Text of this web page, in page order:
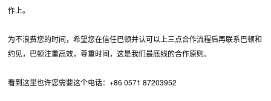
作上。
为不浪费您的时间，希望您在信任巴顿并认可以上三点合作流程后再联系巴顿和
约见，巴顿注重高效，尊重时间，这是我们最底线的合作原则。
看到这里也许您需要这个电话：+86 0571 87203952